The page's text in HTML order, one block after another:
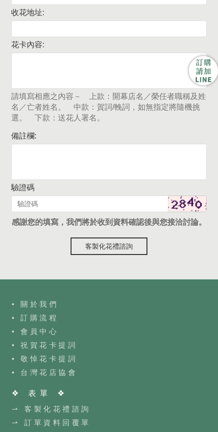
收花地址:
花卡內容:
請填寫相應之內容－ 上款：開幕店名／榮任者職稱及姓
名／亡者姓名。 中款：賀詞/輓詞，如無指定將隨機挑
選。 下款：送花人署名。
備註欄:
驗證碼
感謝您的填寫，我們將於收到資料確認後與您接洽討論。
客製化花禮諮詢
• 關於我們
• 訂購流程
• 會員中心
• 祝賀花卡提詞
• 敬悼花卡提詞
• 台灣花店協會
❖ 表單 ❖
⇀ 客製化花禮諮詢
⇀ 訂單資料回覆單